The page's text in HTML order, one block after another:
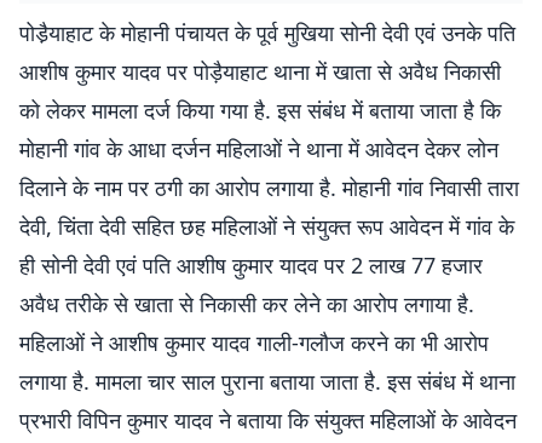
पोडै़याहाट के मोहानी पंचायत के पूर्व मुखिया सोनी देवी एवं उनके पति
आशीष कुमार यादव पर पोड़ैयाहाट थाना में खाता से अवैध निकासी
को लेकर मामला दर्ज किया गया है. इस संबंध में बताया जाता है कि
मोहानी गांव के आधा दर्जन महिलाओं ने थाना में आवेदन देकर लोन
दिलाने के नाम पर ठगी का आरोप लगाया है. मोहानी गांव निवासी तारा
देवी, चिंता देवी सहित छह महिलाओं ने संयुक्त रूप आवेदन में गांव के
ही सोनी देवी एवं पति आशीष कुमार यादव पर 2 लाख 77 हजार
अवैध तरीके से खाता से निकासी कर लेने का आरोप लगाया है.
महिलाओं ने आशीष कुमार यादव गाली-गलौज करने का भी आरोप
लगाया है. मामला चार साल पुराना बताया जाता है. इस संबंध में थाना
प्रभारी विपिन कुमार यादव ने बताया कि संयुक्त महिलाओं के आवेदन